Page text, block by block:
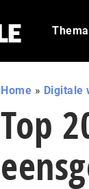
Home » Digitale
Top